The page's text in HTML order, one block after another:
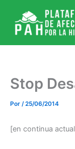
contenido
Stop
Por /25/06/2014
[en continua